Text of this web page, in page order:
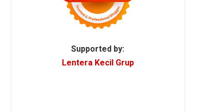
Supported by:
Lentera Kecil Grup